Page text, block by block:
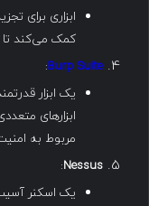
ابزاری برای
کمک می‌کند تا
Burp Suite
:
یک ابزار
ابزارهای
مربوط به
Nessus
:
یک اسکنر